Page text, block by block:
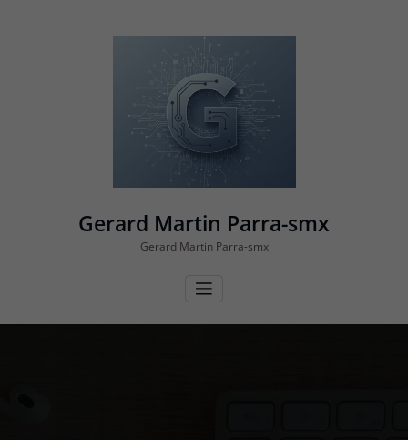
Gerard Martin Parra-smx
Gerard Martin Parra-smx